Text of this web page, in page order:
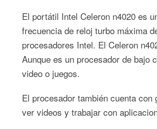
El portátil Intel Celeron n4020 es
frecuencia de reloj turbo máxima
procesadores Intel. El Celeron
Aunque es un procesador de bajo
video o juegos.
El procesador también cuenta
ver videos y trabajar con